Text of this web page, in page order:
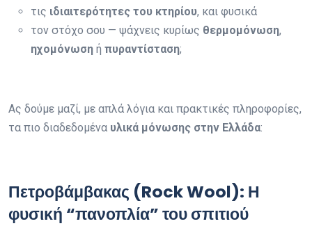
τις ιδιαιτερότητες του κτηρίου, και φυσικά
τον στόχο σου — ψάχνεις κυρίως θερμομόνωση,
ηχομόνωση ή πυραντίσταση;
Ας δούμε μαζί, με απλά λόγια και πρακτικές πληροφορίες,
τα πιο διαδεδομένα υλικά μόνωσης στην Ελλάδα:
Πετροβάμβακας (Rock Wool): Η
φυσική “πανοπλία” του σπιτιού